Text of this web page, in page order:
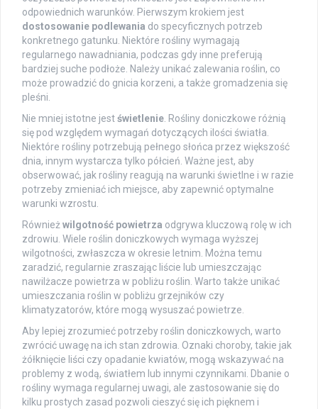
odpowiednich warunków. Pierwszym krokiem jest
dostosowanie podlewania do specyficznych potrzeb
konkretnego gatunku. Niektóre rośliny wymagają
regularnego nawadniania, podczas gdy inne preferują
bardziej suche podłoże. Należy unikać zalewania roślin, co
może prowadzić do gnicia korzeni, a także gromadzenia się
pleśni.
Nie mniej istotne jestświetlenie. Rośliny doniczkowe różnią
się pod względem wymagań dotyczących ilości światła.
Niektóre rośliny potrzebują pełnego słońca przez większość
dnia, innym wystarcza tylko półcień. Ważne jest, aby
obserwować, jak rośliny reagują na warunki świetlne i w razie
potrzeby zmieniać ich miejsce, aby zapewnić optymalne
warunki wzrostu.
Równieżwilgotność powietrza odgrywa kluczową rolę w ich
zdrowiu. Wiele roślin doniczkowych wymaga wyższej
wilgotności, zwłaszcza w okresie letnim. Można temu
zaradzić, regularnie zraszając liście lub umieszczając
nawilżacze powietrza w pobliżu roślin. Warto także unikać
umieszczania roślin w pobliżu grzejników czy
klimatyzatorów, które mogą wysuszać powietrze.
Aby lepiej zrozumieć potrzeby roślin doniczkowych, warto
zwrócić uwagę na ich stan zdrowia. Oznaki choroby, takie jak
żółknięcie liści czy opadanie kwiatów, mogą wskazywać na
problemy z wodą, światłem lub innymi czynnikami. Dbanie o
rośliny wymaga regularnej uwagi, ale zastosowanie się do
kilku prostych zasad pozwoli cieszyć się ich pięknem i